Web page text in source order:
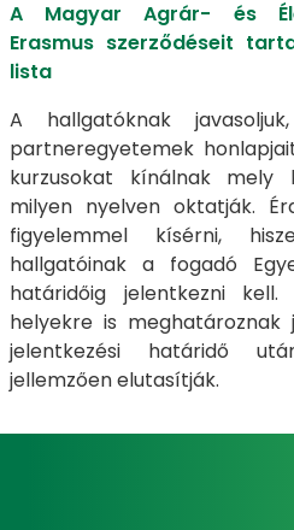
A Magyar Agrár- és
Erasmus szerződéseit
lista
A hallgatóknak
partneregyetemek
kurzusokat kínálnak mely
milyen nyelven oktatják.
figyelemmel kísérni,
hallgatóinak a fogadó
határidőig jelentkezni
helyekre is meghatároznak
jelentkezési határidő
jellemzően elutasítják.